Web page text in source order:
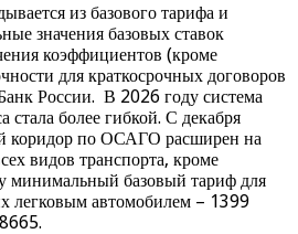
из базового тарифа и
значения базовых ставок
коэффициентов (кроме
для краткосрочных договоров
России. В 2026 году система
стала более гибкой. С декабря
коридор по ОСАГО расширен на
видов транспорта, кроме
минимальный базовый тариф для
автомобилем – 1399